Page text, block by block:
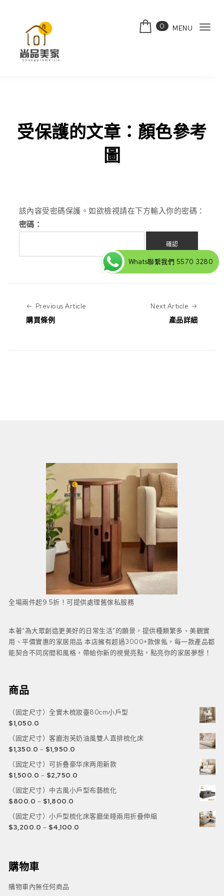
0 MENU
受保護的文章：顏色參考
圖
該內容受密碼保護。如欲檢視請在下方輸入你的密碼：
密碼：
Previous Article
購買條例
Next Article
產品詳細
全場兩件起9.5折！可提供處理舊傢私服務
本著“為大眾創造更美好的日常生活”的願景，提供種類繁多、美觀實
用、平價實惠的家居用品 本店擁有超過3000+款傢俬，每一款產品都
能契合不同房間和風格，帶給你新的視覺亮點，點亮你的家居夢想！
商品
（固定尺寸）全實木梳妝臺80cm小戶型
$1,050.0
（固定尺寸）客廳泡芙奶油風雙人直排梳化床
$1,350.0 – $1,950.0
（固定尺寸）可折叠豪华床两用新款
$1,500.0 – $2,750.0
（固定尺寸）中古風小戶型布藝梳化
$800.0 – $1,800.0
（固定尺寸）小戶型梳化床客廳坐睡兩用折疊伸縮
$3,200.0 – $4,100.0
購物車
購物車內無任何商品
Whats聯繫我們 5570 3280